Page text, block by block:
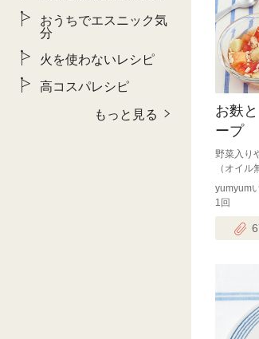
お麩
ープ
野菜入り
（オイ
yumyum
1回
おうちでエスニック気
分
火を使わないレシピ
高コスパレシピ
もっと見る